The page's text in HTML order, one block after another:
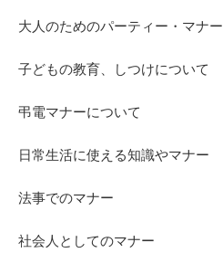
大人のためのパーティー・マナー
子どもの教育、しつけについて
弔電マナーについて
日常生活に使える知識やマナー
法事でのマナー
社会人としてのマナー